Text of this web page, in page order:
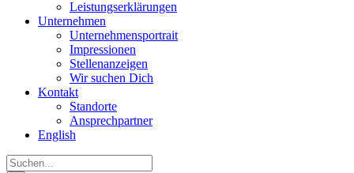
Leistungserklärungen
Unternehmen
Unternehmensportrait
Impressionen
Stellenanzeigen
Wir suchen Dich
Kontakt
Standorte
Ansprechpartner
English
Suche